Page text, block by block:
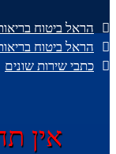
הראל ביטוח
הראל ביטוח
כתבי שירות שונים
אין